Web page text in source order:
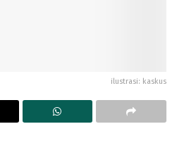
ilustrasi: kaskus